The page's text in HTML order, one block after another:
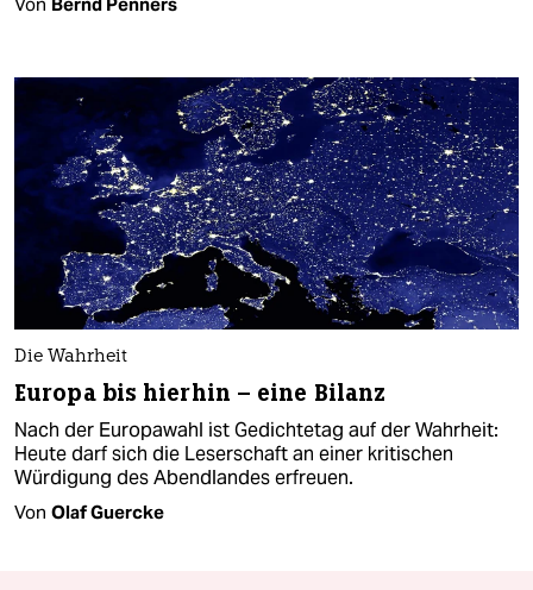
Die Wahrheit
Europa bis hierhin – eine Bilanz
Nach der Europawahl ist Gedichtetag auf der Wahrheit:
Heute darf sich die Leserschaft an einer kritischen
Würdigung des Abendlandes erfreuen.
Von Olaf Guercke